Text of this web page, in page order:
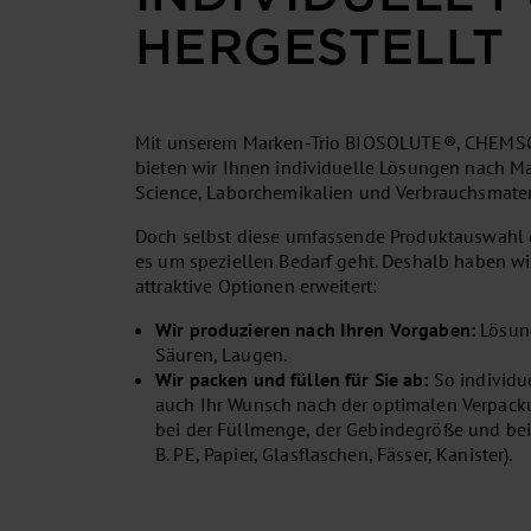
HERGESTELLT
Mit unserem Marken-Trio BIOSOLUTE®,
bieten wir Ihnen individuelle Lösungen nach
Science, Laborchemikalien und
Doch selbst diese umfassende
es um speziellen Bedarf geht. Deshalb haben
attraktive Optionen erweitert:
Wir produzieren nach Ihren Vorgaben:
Säuren, Laugen.
Wir packen und füllen für Sie ab: So
auch Ihr Wunsch nach der optimalen
bei der Füllmenge, der Gebindegröße und
B. PE, Papier, Glasflaschen, Fässer, Kanister).